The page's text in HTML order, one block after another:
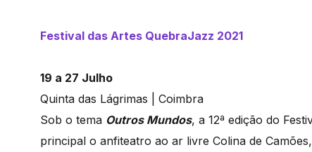
Festival das Artes QuebraJazz 2021
19 a 27 Julho
Quinta das Lágrimas | Coimbra
Sob o tema Outros Mundos, a 12ª edição do
principal o anfiteatro ao ar livre Colina de